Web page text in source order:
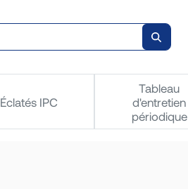
Éclatés IPC
Tableau
d'entretien
périodique